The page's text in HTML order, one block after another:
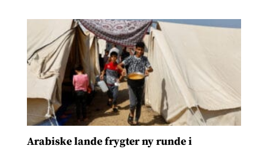
Arabiske lande frygter ny runde i